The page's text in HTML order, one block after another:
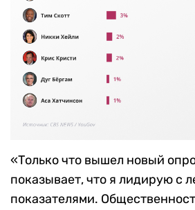
«Только что вышел новый
показывает, что я лидирую с
показателями.